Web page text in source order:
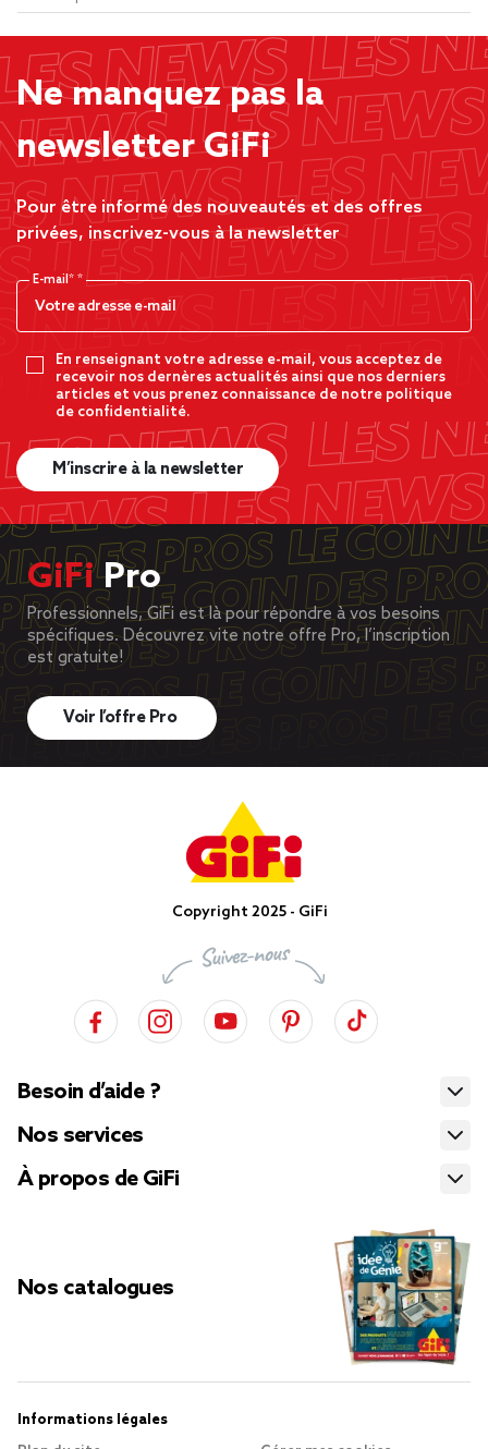
Ne manquez pas la
newsletter GiFi
Pour être informé des nouveautés et des offres
privées, inscrivez-vous à la newsletter
E-mail*
En renseignant votre adresse e-mail, vous acceptez de
recevoir nos dernères actualités ainsi que nos derniers
articles et vous prenez connaissance de notre politique
de confidentialité.
M’inscrire à la newsletter
GiFiPro
Professionnels, GiFi est là pour répondre à vos besoins
spécifiques. Découvrez vite notre offre Pro, l’inscription
est gratuite!
Voir l’offre Pro
Copyright 2025 - GiFi
Besoin d’aide ?
Nos services
À propos de GiFi
Nos catalogues
Informations légales